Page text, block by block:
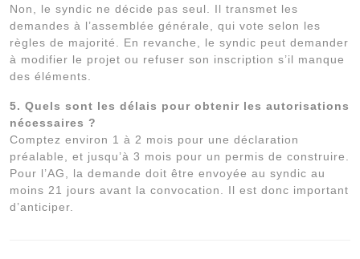
Non, le syndic ne décide pas seul. Il transmet les
demandes à l’assemblée générale, qui vote selon les
règles de majorité. En revanche, le syndic peut demander
à modifier le projet ou refuser son inscription s’il manque
des éléments.
5. Quels sont les délais pour obtenir les autorisations
nécessaires ?
Comptez environ 1 à 2 mois pour une déclaration
préalable, et jusqu’à 3 mois pour un permis de construire.
Pour l’AG, la demande doit être envoyée au syndic au
moins 21 jours avant la convocation. Il est donc important
d’anticiper.